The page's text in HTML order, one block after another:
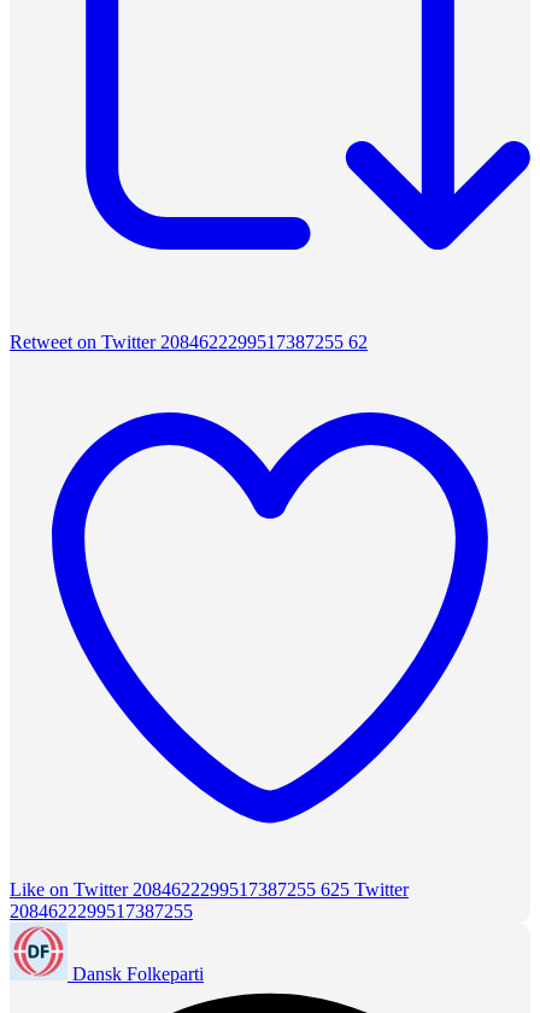
Retweet on Twitter 2084622299517387255 62
Like on Twitter 2084622299517387255 625 Twitter
2084622299517387255
Dansk Folkeparti